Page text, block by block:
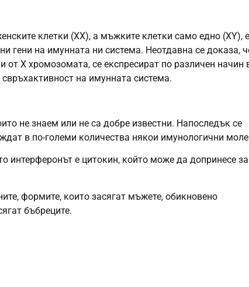
клетки (XX), а мъжките клетки само едно (XY), е
гени на имунната ни система. Неотдавна се доказа,
от Х хромозомата, се експресират по различен начин
на имунната система.
не знаем или не са добре известни. Напоследък се
в по-големи количества някои имунологични
интерферонът е цитокин, който може да допринесе за
формите, които засягат мъжете, обикновено
бъбреците.